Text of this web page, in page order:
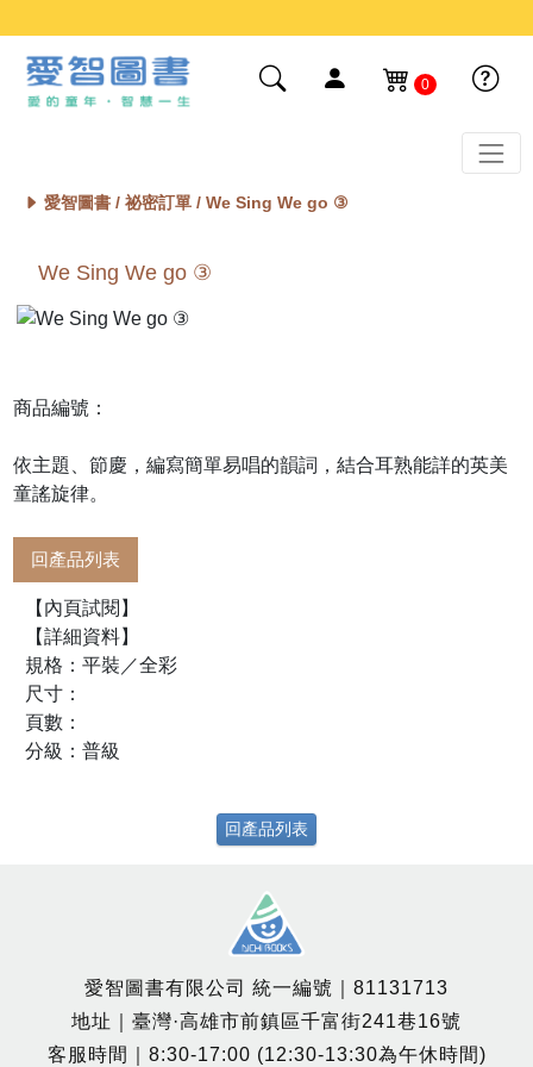
0
愛智圖書 / 祕密訂單/ We Sing We go ③
We Sing We go ③
商品編號：
依主題、節慶，編寫簡單易唱的韻詞，結合耳熟能詳的英美
童謠旋律。
回產品列表
【內頁試閱】
【詳細資料】
規格：平裝／全彩
尺寸：
頁數：
分級：普級
回產品列表
愛智圖書有限公司 統一編號｜81131713
地址｜臺灣·高雄市前鎮區千富街241巷16號
客服時間｜8:30-17:00 (12:30-13:30為午休時間)